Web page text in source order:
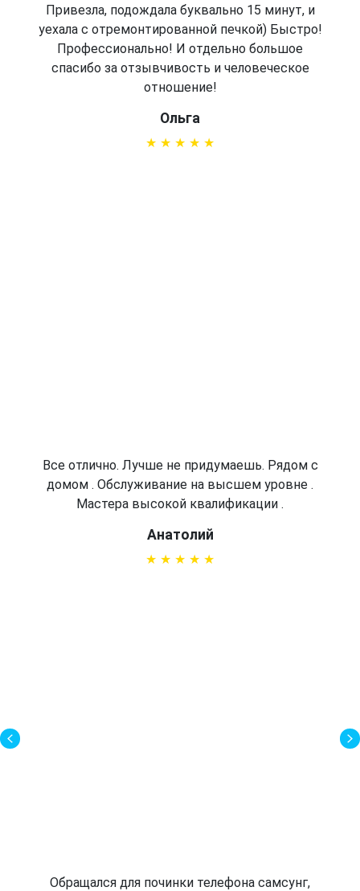
Привезла, подождала буквально 15 минут, и
уехала с отремонтированной печкой) Быстро!
Профессионально! И отдельно большое
спасибо за отзывчивость и человеческое
отношение!
Ольга
Все отлично. Лучше не придумаешь. Рядом с
домом . Обслуживание на высшем уровне .
Мастера высокой квалификации .
Анатолий
Обращался для починки телефона самсунг,